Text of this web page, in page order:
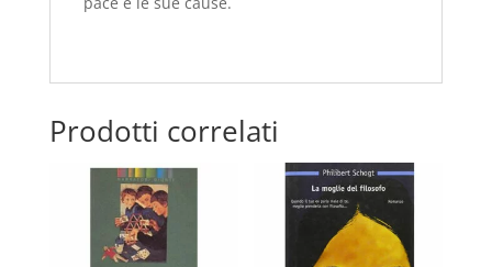
Prodotti correlati